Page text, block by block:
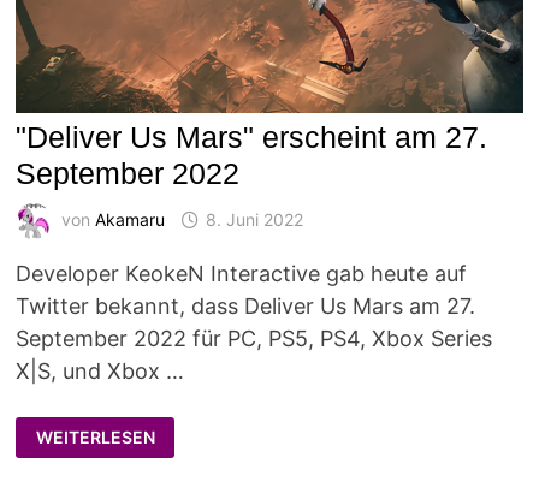
"Deliver Us Mars" erscheint am 27.
September 2022
von Akamaru 8. Juni 2022
Developer KeokeN Interactive gab heute auf
Twitter bekannt, dass Deliver Us Mars am 27.
September 2022 für PC, PS5, PS4, Xbox Series
X|S, und Xbox …
"DELIVER
US
MARS"
WEITERLESEN